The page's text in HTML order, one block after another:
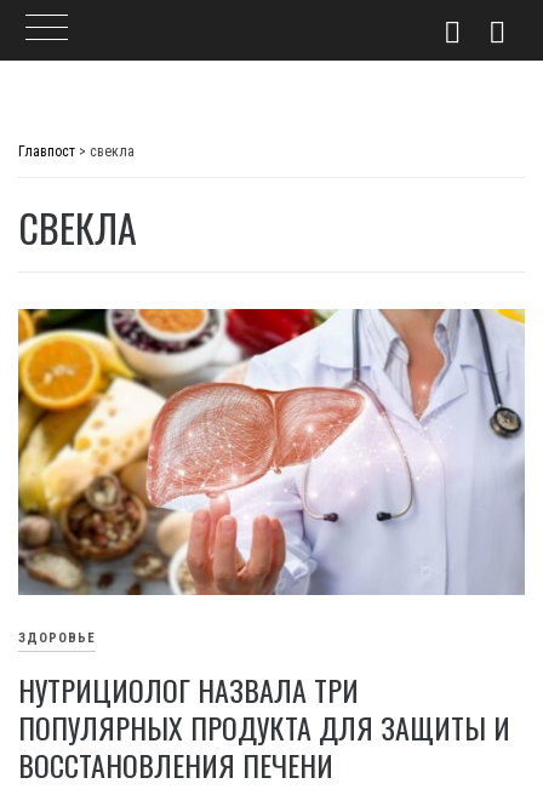
Главпост > свекла
СВЕКЛА
ЗДОРОВЬЕ
НУТРИЦИОЛОГ НАЗВАЛА ТРИ
ПОПУЛЯРНЫХ ПРОДУКТА ДЛЯ ЗАЩИТЫ И
ВОССТАНОВЛЕНИЯ ПЕЧЕНИ